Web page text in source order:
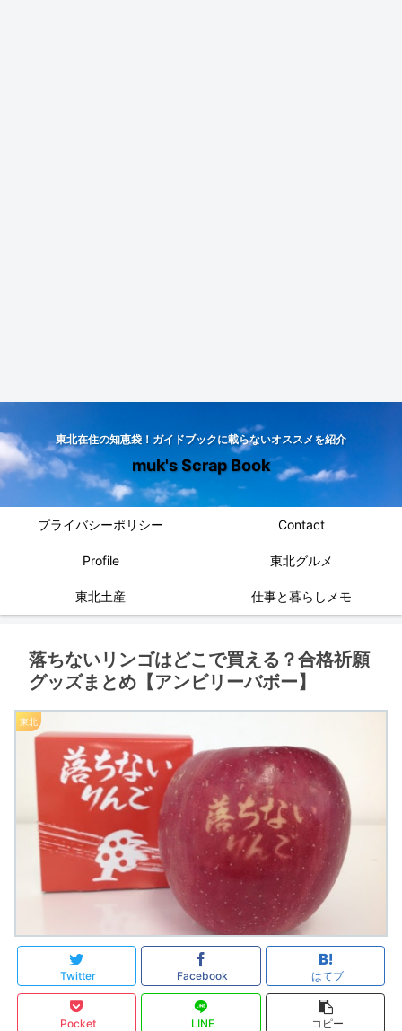
東北在住の知恵袋！ガイドブックに載らないオススメを紹介
muk's Scrap Book
プライバシーポリシー Contact
Profile 東北グルメ
東北土産 仕事と暮らしメモ
落ちないリンゴはどこで買える？合格祈願
グッズまとめ【アンビリーバボー】
東北
Twitter Facebook はてブ
Pocket LINE コピー